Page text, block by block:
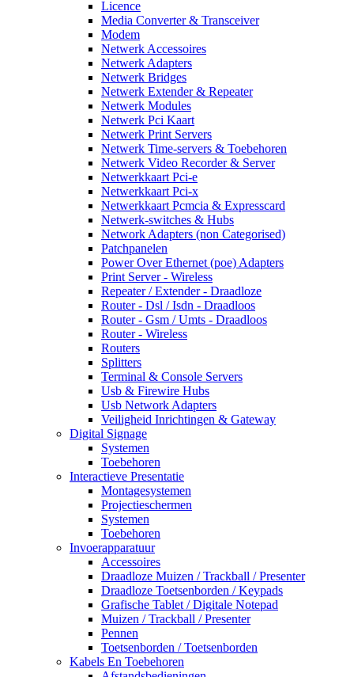
Licence
Media Converter & Transceiver
Modem
Netwerk Accessoires
Netwerk Adapters
Netwerk Bridges
Netwerk Extender & Repeater
Netwerk Modules
Netwerk Pci Kaart
Netwerk Print Servers
Netwerk Time-servers & Toebehoren
Netwerk Video Recorder & Server
Netwerkkaart Pci-e
Netwerkkaart Pci-x
Netwerkkaart Pcmcia & Expresscard
Netwerk-switches & Hubs
Network Adapters (non Categorised)
Patchpanelen
Power Over Ethernet (poe) Adapters
Print Server - Wireless
Repeater / Extender - Draadloze
Router - Dsl / Isdn - Draadloos
Router - Gsm / Umts - Draadloos
Router - Wireless
Routers
Splitters
Terminal & Console Servers
Usb & Firewire Hubs
Usb Network Adapters
Veiligheid Inrichtingen & Gateway
Digital Signage
Systemen
Toebehoren
Interactieve Presentatie
Montagesystemen
Projectieschermen
Systemen
Toebehoren
Invoerapparatuur
Accessoires
Draadloze Muizen / Trackball / Presenter
Draadloze Toetsenborden / Keypads
Grafische Tablet / Digitale Notepad
Muizen / Trackball / Presenter
Pennen
Toetsenborden / Toetsenborden
Kabels En Toebehoren